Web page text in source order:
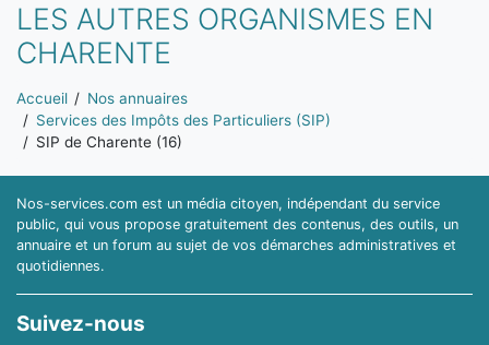
LES AUTRES ORGANISMES EN
CHARENTE
Vous êtes ici:
Accueil
Nos annuaires
Services des Impôts des Particuliers (SIP)
SIP de Charente (16)
Nos-services.com est un média citoyen, indépendant du service
public, qui vous propose gratuitement des contenus, des outils, un
annuaire et un forum au sujet de vos démarches administratives et
quotidiennes.
Suivez-nous